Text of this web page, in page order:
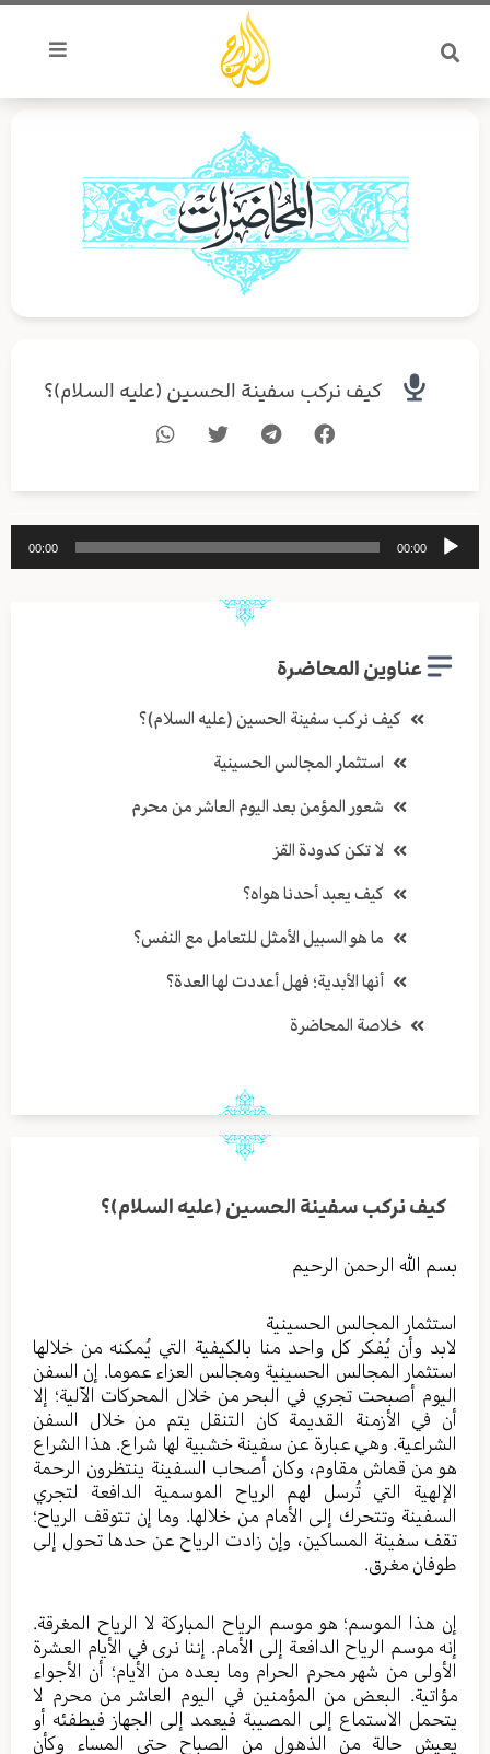
تخطي
المحتوى
كيف نركب سفينة الحسين (عليه السلام)؟
مشغل
الصوت
00:00
00:00
عناوين المحاضرة
كيف نركب سفينة الحسين (عليه السلام)؟
استثمار المجالس الحسينية
شعور المؤمن بعد اليوم العاشر من محرم
لا تكن كدودة القز
كيف يعبد أحدنا هواه؟
ما هو السبيل الأمثل للتعامل مع النفس؟
أنها الأبدية؛ فهل أعددت لها العدة؟
خلاصة المحاضرة
كيف نركب سفينة الحسين (عليه السلام)؟
بسم الله الرحمن الرحيم
استثمار المجالس الحسينية
لابد وأن يُفكر كل واحد منا بالكيفية التي يُمكنه من خلالها
استثمار المجالس الحسينية ومجالس العزاء عموما. إن السفن
اليوم أصبحت تجري في البحر من خلال المحركات الآلية؛ إلا
أن في الأزمنة القديمة كان التنقل يتم من خلال السفن
الشراعية. وهي عبارة عن سفينة خشبية لها شراع. هذا الشراع
هو من قماش مقاوم، وكان أصحاب السفينة ينتظرون الرحمة
الإلهية التي تُرسل لهم الرياح الموسمية الدافعة لتجري
السفينة وتتحرك إلى الأمام من خلالها. وما إن تتوقف الرياح؛
تقف سفينة المساكين، وإن زادت الرياح عن حدها تحول إلى
طوفان مغرق.
إن هذا الموسم؛ هو موسم الرياح المباركة لا الرياح المغرقة.
إنه موسم الرياح الدافعة إلى الأمام. إننا نرى في الأيام العشرة
الأولى من شهر محرم الحرام وما بعده من الأيام؛ أن الأجواء
مؤاتية. البعض من المؤمنين في اليوم العاشر من محرم لا
يتحمل الاستماع إلى المصيبة فيعمد إلى الجهاز فيطفئه أو
يعيش حالة من الذهول من الصباح حتى المساء وكأن